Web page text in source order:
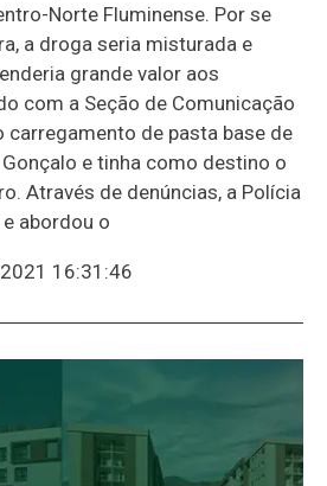
Norte Fluminense. Por se
a droga seria misturada e
grande valor aos
com a Seção de Comunicação
carregamento de pasta base de
e tinha como destino o
Através de denúncias, a Polícia
abordou o
16:31:46